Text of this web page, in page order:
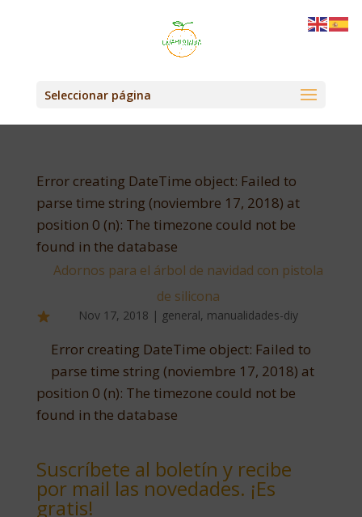
Seleccionar página
Error creating DateTime object: Failed to
parse time string (noviembre 17, 2018) at
position 0 (n): The timezone could not be
found in the database
Adornos para el árbol de navidad con pistola
de silicona
Nov 17, 2018 | general, manualidades-diy
Error creating DateTime object: Failed to
parse time string (noviembre 17, 2018) at
position 0 (n): The timezone could not be
found in the database
Suscríbete al boletín y recibe
por mail las novedades. ¡Es
gratis!